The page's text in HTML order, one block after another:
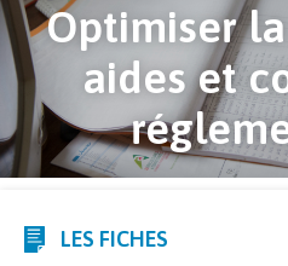
Optimiser
aides et
LES FICHES